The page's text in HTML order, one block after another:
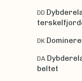
DD
DK
DA
beltet